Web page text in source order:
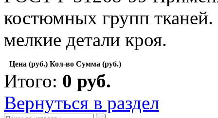
костюмных групп тканей.
мелкие детали кроя.
Цена (руб.) Кол-во Сумма (руб.)
Итого: 0 руб.
Вернуться в раздел